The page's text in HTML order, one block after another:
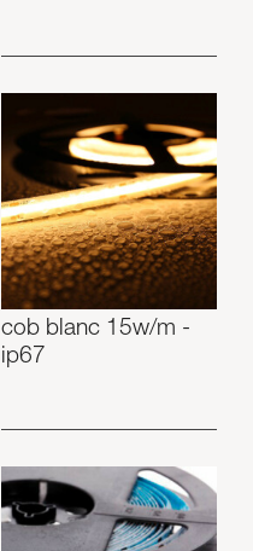
cob blanc 15w/m -
ip67